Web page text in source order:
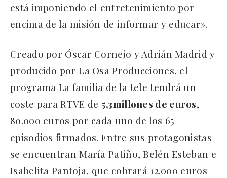
está imponiendo el entretenimiento por
encima de la misión de informar y educar».
Creado por Óscar Cornejo y Adrián Madrid y
producido por La Osa Producciones, el
programa La familia de la tele tendrá un
coste para RTVE de 5,3millones de euros,
80.000 euros por cada uno de los 65
episodios firmados. Entre sus protagonistas
se encuentran María Patiño, Belén Esteban e
Isabelita Pantoja, que cobrará 12.000 euros